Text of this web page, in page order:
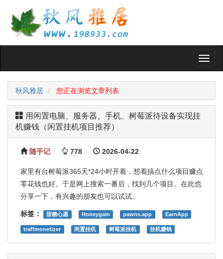
秋风雅居 您正在浏览文章列表
用闲置电脑、服务器、手机、树莓派待设备实现挂
机赚钱（闲置挂机项目推荐）
随手记 778 2026-04-22
家里有台树莓派365天*24小时开着，想着搞点什么项目赚点
零花钱也好。于是网上搜索一番后，找到几个项目。在此也
分享一下，有兴趣的朋友也可以试试。
标签： 甜糖心愿 Honeygain pawns.app EarnApp
traffmonetizer 闲置挂机 树莓派挂机 挂机赚钱